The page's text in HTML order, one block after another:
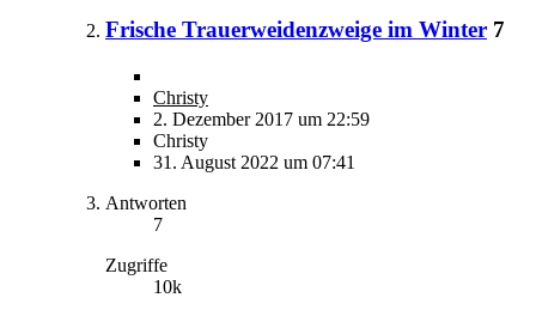
Frische Trauerweidenzweige im Winter 7
Christy
2. Dezember 2017 um 22:59
Christy
31. August 2022 um 07:41
Antworten
7
Zugriffe
10k